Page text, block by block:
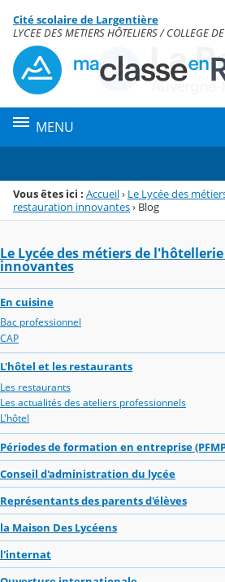
Menu de la rubrique
Contenu
Cité scolaire de Largentière
LYCEE DES METIERS HÔTELIERS / COLLEGE
MENU
Vous êtes ici : Accueil› Le Lycée des
restauration innovantes› Blog
Le Lycée des métiers de
innovantes
En cuisine
Bac professionnel
CAP
L'hôtel et les restaurants
Les restaurants
Les actualités des ateliers professionnels
L'hôtel
Périodes de formation en entreprise
Conseil d'administration du lycée
Représentants des parents d'élèves
la Maison Des Lycéens
l'internat